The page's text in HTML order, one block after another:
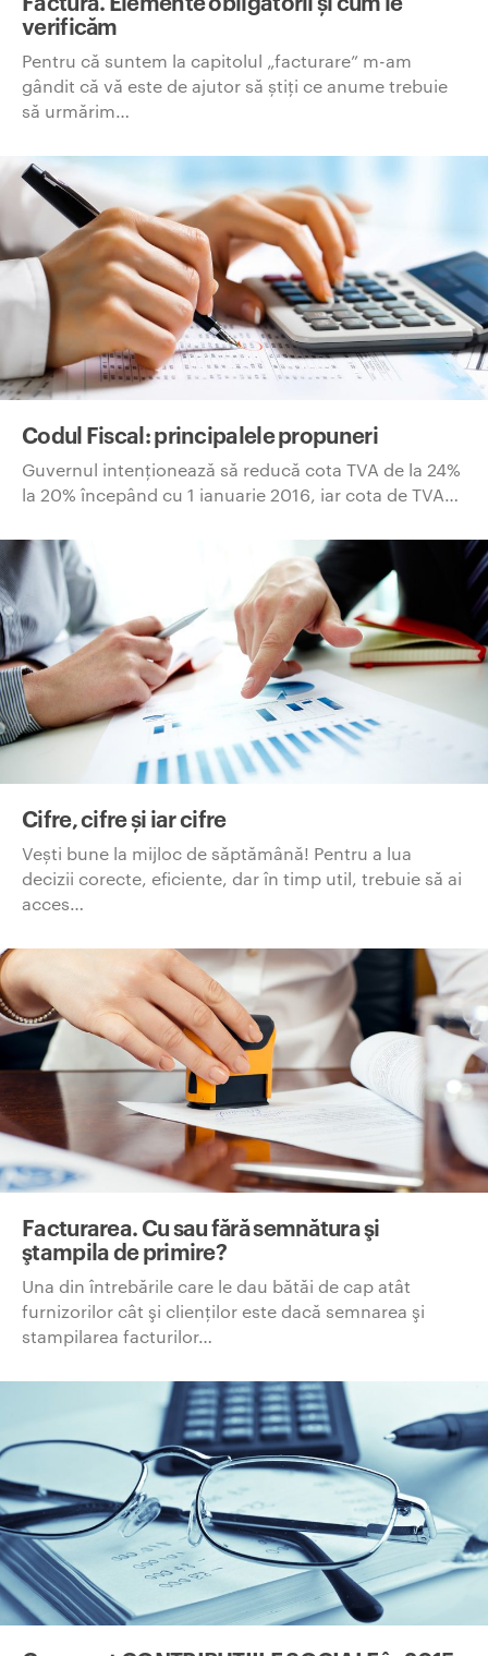
verificăm
Pentru că suntem la capitolul „facturare” m-am
gândit că vă este de ajutor să știți ce anume trebuie
să urmărim…
Codul Fiscal: principalele propuneri
Guvernul intenţionează să reducă cota TVA de la 24%
la 20% începând cu 1 ianuarie 2016, iar cota de TVA…
Cifre, cifre și iar cifre
Vești bune la mijloc de săptămână! Pentru a lua
decizii corecte, eficiente, dar în timp util, trebuie să ai
acces…
Facturarea. Cu sau fără semnătura şi
ştampila de primire?
Una din întrebările care le dau bătăi de cap atât
furnizorilor cât şi clienţilor este dacă semnarea şi
stampilarea facturilor…